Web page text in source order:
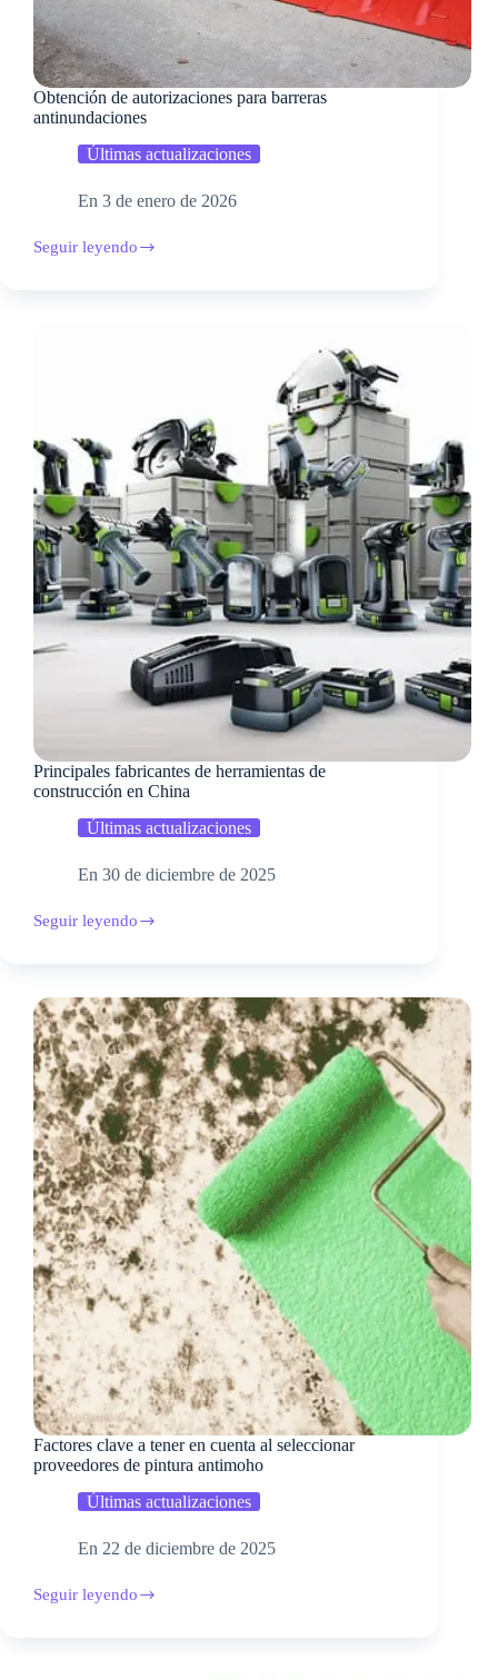
Obtención de autorizaciones para barreras
antinundaciones
Últimas actualizaciones
En 3 de enero de 2026
Seguir leyendo
Principales fabricantes de herramientas de
construcción en China
Últimas actualizaciones
En 30 de diciembre de 2025
Seguir leyendo
Factores clave a tener en cuenta al seleccionar
proveedores de pintura antimoho
Últimas actualizaciones
En 22 de diciembre de 2025
Seguir leyendo